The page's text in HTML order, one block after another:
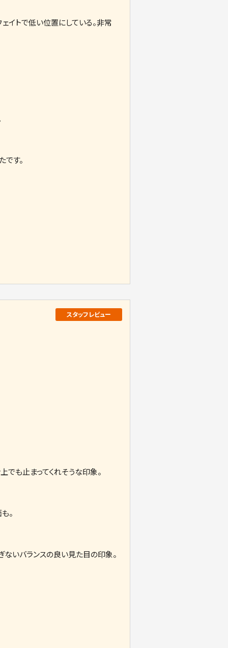
イトで低い位置にしている。非常
す。
でも止まってくれそうな印象。
。
ないバランスの良い見た目の印象。